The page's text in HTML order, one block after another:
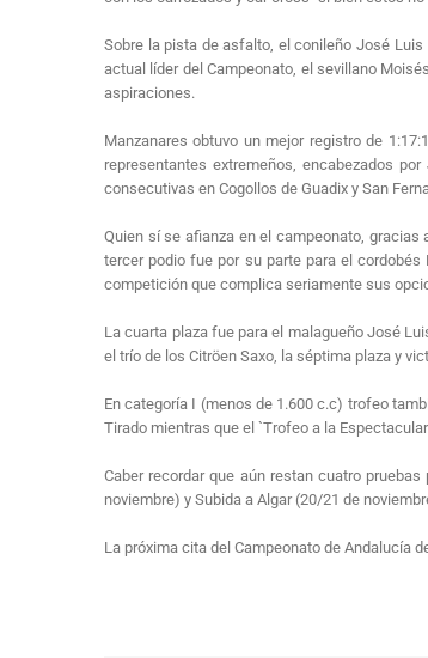
Sobre la pista de asfalto, el conileño José
actual líder del Campeonato, el sevillano
aspiraciones.
Manzanares obtuvo un mejor registro de
representantes extremeños, encabezados
consecutivas en Cogollos de Guadix y San
Quien sí se afianza en el campeonato, gracias
tercer podio fue por su parte para el
competición que complica seriamente sus
La cuarta plaza fue para el malagueño José
el trío de los Citröen Saxo, la séptima plaza y
En categoría I (menos de 1.600 c.c) trofeo
Tirado mientras que el `Trofeo a la
Caber recordar que aún restan cuatro
noviembre) y Subida a Algar (20/21 de
La próxima cita del Campeonato de Andalucía